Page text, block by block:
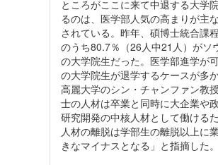
ところがここに来て中退する大学
るのは、医学部人気の高まりが主
されている。昨年、碩博士統合課
のうち80.7％（26人中21人）がソ
の大学院生だった。医学部進学が
の大学院生が退学するケースが多か
高麗大学のシン・チャンファン教
士の人材は卒業と同時に大企業や
研究開発の中核人材として働ける
人材の離脱は学部生の離脱以上に
きなマイナスとなる」と指摘した。